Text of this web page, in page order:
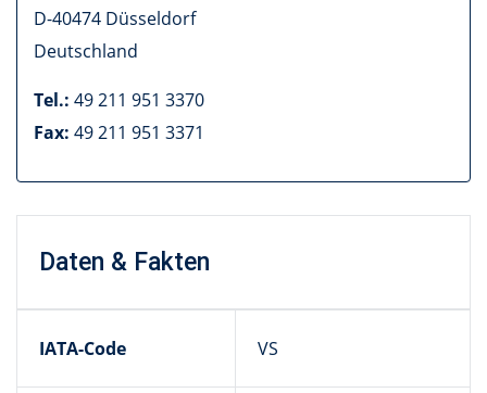
D-40474 Düsseldorf
Deutschland
Tel.: 49 211 951 3370
Fax: 49 211 951 3371
Daten & Fakten
IATA-Code VS